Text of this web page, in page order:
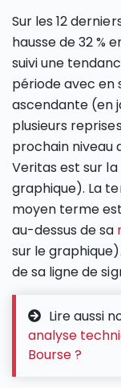
Sur les 12
hausse de 32 %
suivi une
période avec
ascendante (en
plusieurs
prochain niveau
Veritas est sur
graphique). La
moyen terme
au-dessus de sa
sur le
de sa ligne de
Lire aussi
analyse
Bourse ?